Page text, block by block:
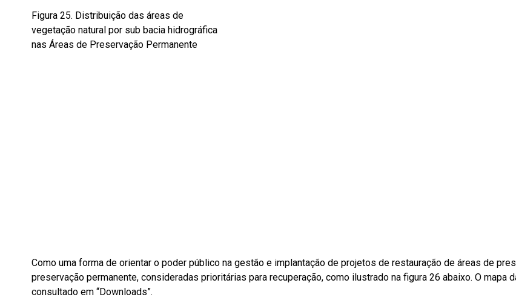
Figura 25. Distribuição das áreas de
vegetação natural por sub bacia hidrográfica
nas Áreas de Preservação Permanente
Como uma forma de orientar o poder público na gestão e implantação de projetos de restauração de áreas de
preservação permanente, consideradas prioritárias para recuperação, como ilustrado na figura 26 abaixo. O
consultado em “Downloads”.